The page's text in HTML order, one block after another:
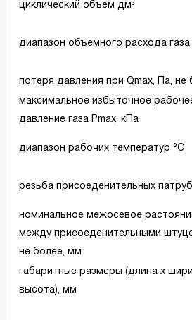
циклический объем дм³
диапазон объемного расхода
потеря давления при Qmax, Па, не
максимальное избыточное
давление газа Pmax, кПа
диапазон рабочих температур °С
резьба присоеденительных
номинальное межосевое
между присоеденительными
не более, мм
габаритные размеры (длина х
высота), мм